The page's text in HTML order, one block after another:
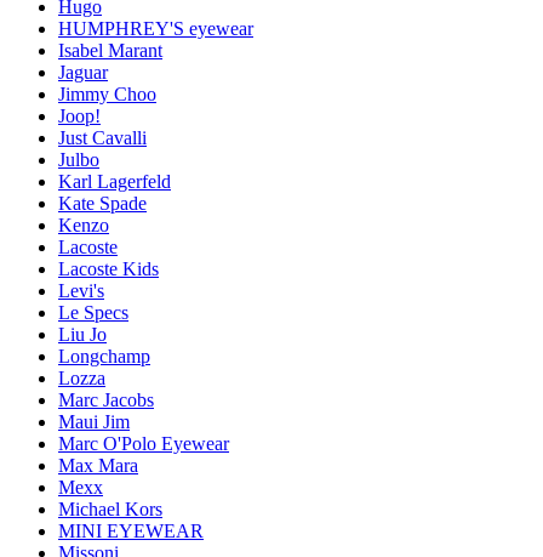
Hugo
HUMPHREY'S eyewear
Isabel Marant
Jaguar
Jimmy Choo
Joop!
Just Cavalli
Julbo
Karl Lagerfeld
Kate Spade
Kenzo
Lacoste
Lacoste Kids
Levi's
Le Specs
Liu Jo
Longchamp
Lozza
Marc Jacobs
Maui Jim
Marc O'Polo Eyewear
Max Mara
Mexx
Michael Kors
MINI EYEWEAR
Missoni